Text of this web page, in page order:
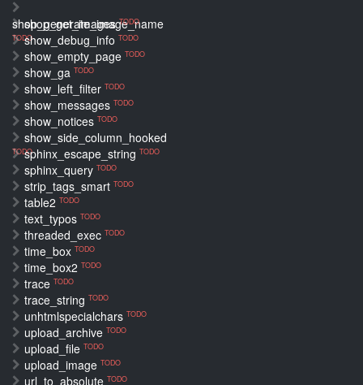
shop_generate_image_name
TODO
shop_get_imagesTODO
show_debug_info TODO
show_empty_page TODO
show_ga TODO
show_left_filter TODO
show_messages TODO
show_notices TODO
show_side_column_hooked
TODOsphinx_escape_string TODO
sphinx_query TODO
strip_tags_smart TODO
table2 TODO
text_typos TODO
threaded_exec TODO
time_box TODO
time_box2 TODO
trace TODO
trace_string TODO
unhtmlspecialchars TODO
upload_archive TODO
upload_file TODO
upload_image TODO
url_to_absolute TODO